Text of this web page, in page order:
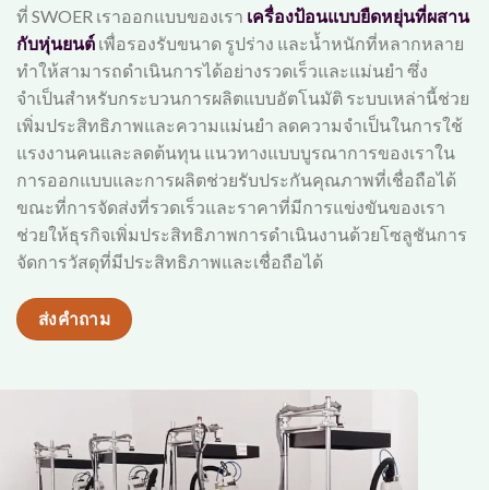
ที่ SWOER เราออกแบบของเรา เครื่องป้อนแบบยืดหยุ่นที่ผสาน
กับหุ่นยนต์ เพื่อรองรับขนาด รูปร่าง และน้ำหนักที่หลากหลาย
ทำให้สามารถดำเนินการได้อย่างรวดเร็วและแม่นยำ ซึ่ง
จำเป็นสำหรับกระบวนการผลิตแบบอัตโนมัติ ระบบเหล่านี้ช่วย
เพิ่มประสิทธิภาพและความแม่นยำ ลดความจำเป็นในการใช้
แรงงานคนและลดต้นทุน แนวทางแบบบูรณาการของเราใน
การออกแบบและการผลิตช่วยรับประกันคุณภาพที่เชื่อถือได้
ขณะที่การจัดส่งที่รวดเร็วและราคาที่มีการแข่งขันของเรา
ช่วยให้ธุรกิจเพิ่มประสิทธิภาพการดำเนินงานด้วยโซลูชันการ
จัดการวัสดุที่มีประสิทธิภาพและเชื่อถือได้
ส่งคำถาม